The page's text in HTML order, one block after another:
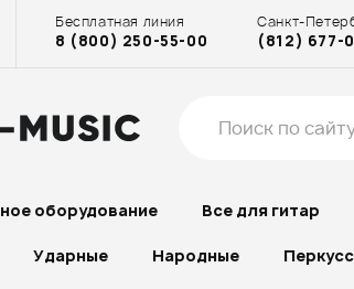
Бесплатная линия
8 (800) 250-55-00
Санкт-
(812) 677-
оборудование Все для гитар
Ударные Народные